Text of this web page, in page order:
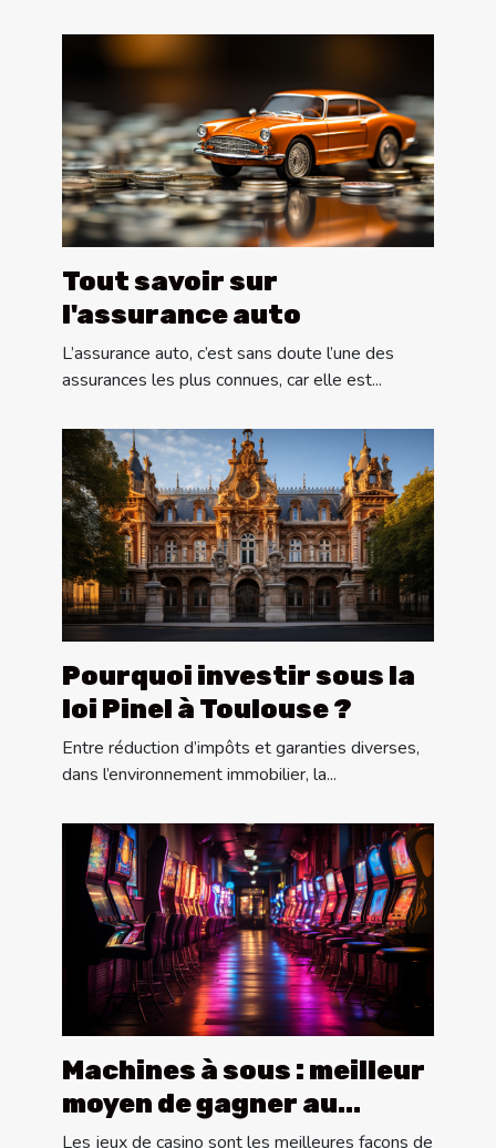
Tout savoir sur
l'assurance auto
L’assurance auto, c’est sans doute l’une des
assurances les plus connues, car elle est...
Pourquoi investir sous la
loi Pinel à Toulouse ?
Entre réduction d’impôts et garanties diverses,
dans l’environnement immobilier, la...
Machines à sous : meilleur
moyen de gagner au
casino
Les jeux de casino sont les meilleures façons de